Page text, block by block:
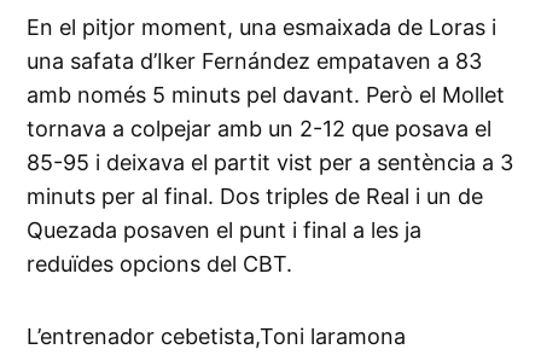
En el pitjor moment, una esmaixada de Loras i
una safata d’Iker Fernández empataven a 83
amb només 5 minuts pel davant. Però el Mollet
tornava a colpejar amb un 2-12 que posava el
85-95 i deixava el partit vist per a sentència a 3
minuts per al final. Dos triples de Real i un de
Quezada posaven el punt i final a les ja
reduïdes opcions del CBT.
L’entrenador cebetista,Toni laramona